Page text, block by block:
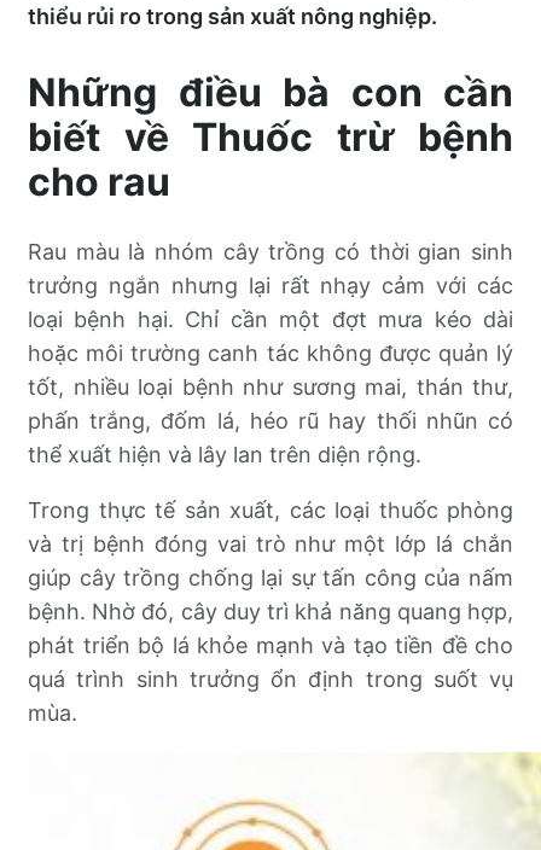
thiểu rủi ro trong sản xuất nông nghiệp.
Những điều bà con cần
biết về Thuốc trừ bệnh
cho rau
Rau màu là nhóm cây trồng có thời gian sinh
trưởng ngắn nhưng lại rất nhạy cảm với các
loại bệnh hại. Chỉ cần một đợt mưa kéo dài
hoặc môi trường canh tác không được quản lý
tốt, nhiều loại bệnh như sương mai, thán thư,
phấn trắng, đốm lá, héo rũ hay thối nhũn có
thể xuất hiện và lây lan trên diện rộng.
Trong thực tế sản xuất, các loại thuốc phòng
và trị bệnh đóng vai trò như một lớp lá chắn
giúp cây trồng chống lại sự tấn công của nấm
bệnh. Nhờ đó, cây duy trì khả năng quang hợp,
phát triển bộ lá khỏe mạnh và tạo tiền đề cho
quá trình sinh trưởng ổn định trong suốt vụ
mùa.